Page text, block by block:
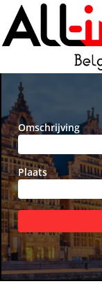
Omschrijving
Plaats